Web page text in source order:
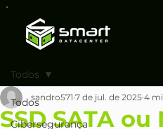
Todos
Cibersegurança
Todos
SSD SATA ou
sandro571 7 de jul. de 2025 4